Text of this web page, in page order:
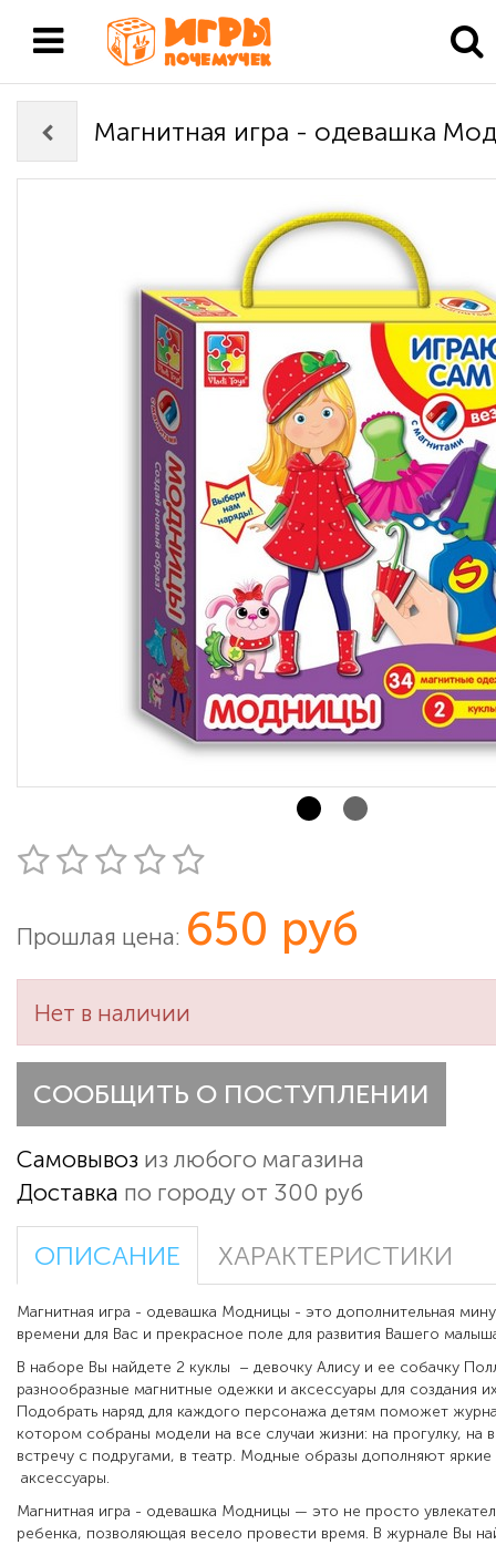
Магнитная игра - одевашка
Прошлая цена: 650 руб
Нет в наличии
СООБЩИТЬ О ПОСТУПЛЕНИИ
Самовывоз из любого магазина
Доставка по городу от 300 руб
ОПИСАНИЕ ХАРАКТЕРИСТИКИ
Магнитная игра - одевашка Модницы - это дополнительная
времени для Вас и прекрасное поле для развития Вашего
В наборе Вы найдете 2 куклы – девочку Алису и ее собачку
разнообразные магнитные одежки и аксессуары для создания
Подобрать наряд для каждого персонажа детям поможет
котором собраны модели на все случаи жизни: на прогулку, на
встречу с подругами, в театр. Модные образы дополняют яркие
аксессуары.
Магнитная игра - одевашка Модницы — это не просто
ребенка, позволяющая весело провести время. В журнале Вы